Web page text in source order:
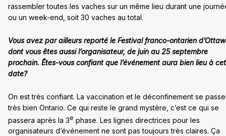
rassembler toutes les vaches sur un même lieu durant une
ou un week-end, soit 30 vaches au total.
Vous avez par ailleurs reporté le Festival franco-ontarien
dont vous êtes aussi l’organisateur, de juin au 25 septembre
prochain. Êtes-vous confiant que l’événement aura bien lieu à
date?
On est très confiant. La vaccination et le déconfinement se
très bien Ontario. Ce qui reste le grand mystère, c’est ce qui se
passera après la 3e phase. Les lignes directrices pour les
organisateurs d’événement ne sont pas toujours très claires. Ça